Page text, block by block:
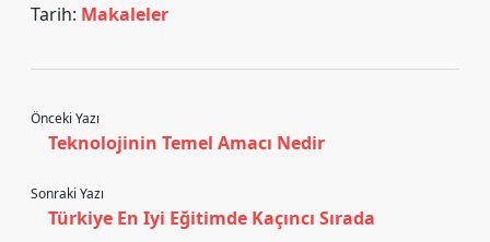
Tarih: Makaleler
Önceki Yazı
Teknolojinin Temel Amacı Nedir
Sonraki Yazı
Türkiye En Iyi Eğitimde Kaçıncı Sırada